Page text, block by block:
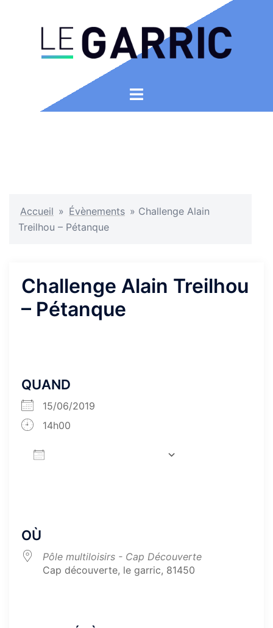
Ouvrir/fermer
Accueil » Évènements » Challenge Alain
Treilhou – Pétanque
Challenge Alain Treilhou
– Pétanque
QUAND
15/06/2019
14h00
OÙ
Pôle multiloisirs - Cap Découverte
Cap découverte, le garric, 81450